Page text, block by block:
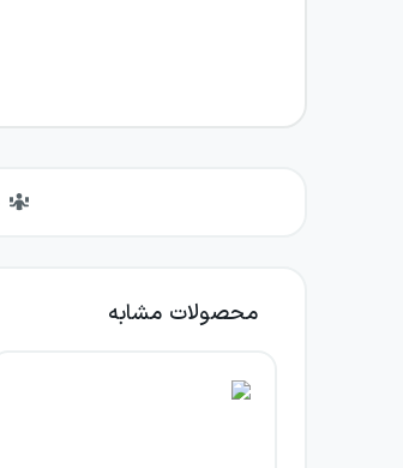
محصولات مشابه